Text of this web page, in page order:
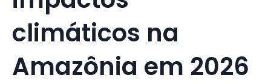
climáticos na
Amazônia em 2026